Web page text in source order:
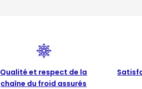
Qualité et respect de la
chaîne du froid assurés